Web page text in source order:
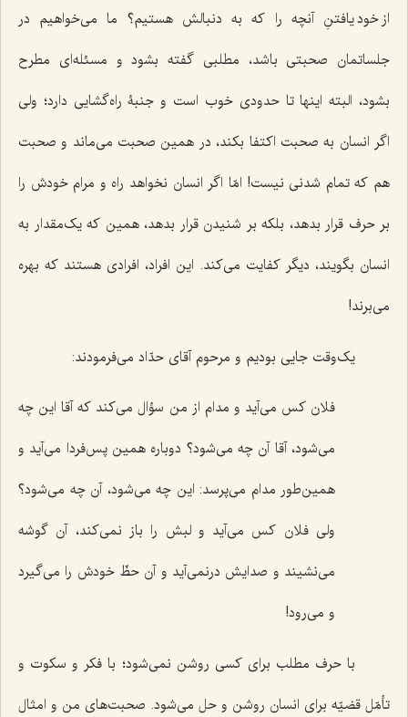
از خود یافتنِ آنچه را که به دنبالش هستیم؟ ما می‌خواهیم در
جلساتمان صحبتی باشد، مطلبی گفته بشود و مسئله‌ای مطرح
بشود، البته اینها تا حدودی خوب است و جنبۀ راه‌گشایی دارد؛ ولی
اگر انسان به صحبت اکتفا بکند، در همین صحبت می‌ماند و صحبت
هم که تمام شدنی نیست! امّا اگر انسان نخواهد راه و مرام خودش را
بر حرف قرار بدهد، بلکه بر شنیدن قرار بدهد، همین که یک‌مقدار به
انسان بگویند، دیگر کفایت می‌کند. این افراد، افرادی هستند که بهره
می‌برند!
یک‌وقت جایی بودیم و مرحوم آقای حدّاد می‌فرمودند:
فلان کس می‌آید و مدام از من سؤال می‌کند که آقا این چه
می‌شود، آقا آن چه می‌شود؟ دوباره همین پس‌فردا می‌آید و
همین‌طور مدام می‌پرسد: این چه می‌شود، آن چه می‌شود؟
ولی فلان کس می‌آید و لبش را باز نمی‌کند، آن گوشه
می‌نشیند و صدایش درنمی‌آید و آن حظّ خودش را می‌گیرد
و می‌رود!
با حرف مطلب برای کسی روشن نمی‌شود؛ با فکر و سکوت و
تأمّل قضیّه برای انسان روشن و حل می‌شود. صحبت‌های من و امثال